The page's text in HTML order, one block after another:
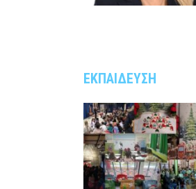
ΕΚΠΑΙΔΕΥΣΗ